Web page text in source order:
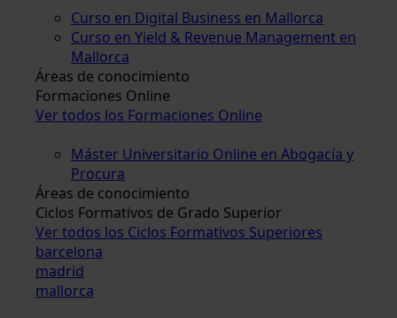
Curso en Digital Business en Mallorca
Curso en Yield & Revenue Management en
Mallorca
Áreas de conocimiento
Formaciones Online
Ver todos los Formaciones Online
Máster Universitario Online en Abogacía y
Procura
Áreas de conocimiento
Ciclos Formativos de Grado Superior
Ver todos los Ciclos Formativos Superiores
barcelona
madrid
mallorca